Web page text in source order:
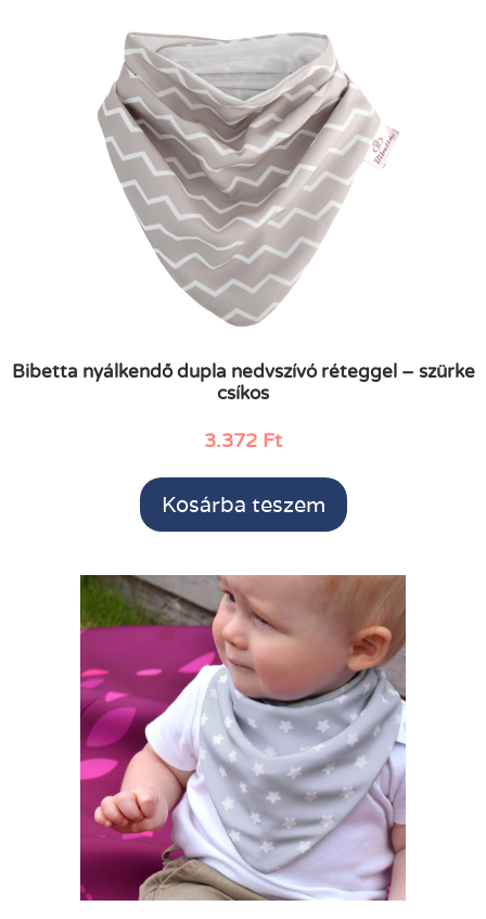
Bibetta nyálkendő dupla nedvszívó réteggel – szürke
csíkos
3.372 Ft
Kosárba teszem